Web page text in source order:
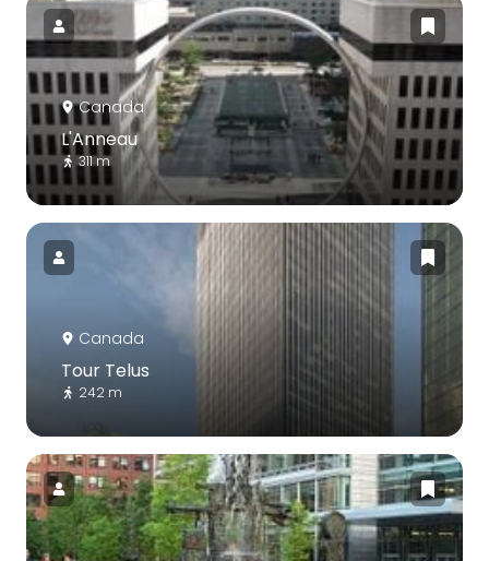
Canada
L'Anneau
311 m
Canada
Tour Telus
242 m